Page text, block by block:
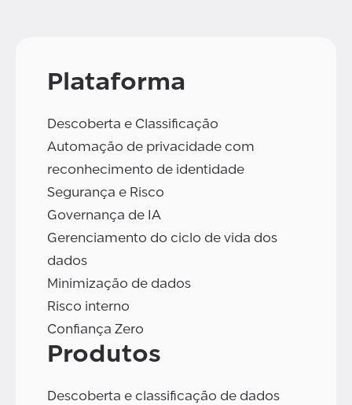
Plataforma
Descoberta e Classificação
Automação de privacidade com
reconhecimento de identidade
Segurança e Risco
Governança de IA
Gerenciamento do ciclo de vida dos
dados
Minimização de dados
Risco interno
Confiança Zero
Produtos
Descoberta e classificação de dados